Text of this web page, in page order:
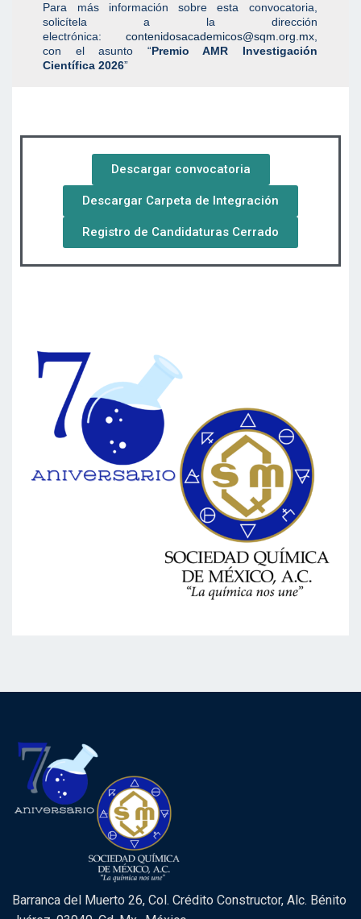
Para más información sobre esta convocatoria,
solicítela a la dirección
electrónica: contenidosacademicos@sqm.org.mx,
con el asunto “Premio AMR Investigación
Científica 2026”
Descargar convocatoria
Descargar Carpeta de Integración
Registro de Candidaturas Cerrado
Barranca del Muerto 26, Col. Crédito Constructor, Alc. Bénito